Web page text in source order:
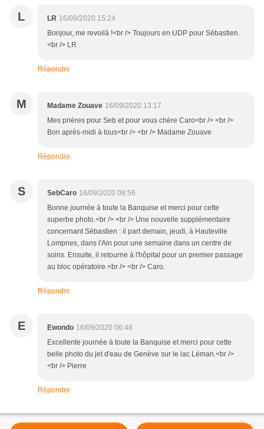
L LR 16/09/2020 15:24
Bonjour, me revoilà !<br /> Toujours en UDP pour Sébastien.
<br /> LR
Répondre
M Madame Zouave 16/09/2020 13:17
Mes prières pour Seb et pour vous chère Caro<br /> <br />
Bon après-midi à tous<br /> <br /> Madame Zouave
Répondre
S SebCaro 16/09/2020 08:56
Bonne journée à toute la Banquise et merci pour cette
superbe photo.<br /> <br /> Une nouvelle supplémentaire
concernant Sébastien : il part demain, jeudi, à Hauteville
Lompnes, dans l'Ain pour une semaine dans un centre de
soins. Ensuite, il retourne à l'hôpital pour un premier passage
au bloc opératoire.<br /> <br /> Caro.
Répondre
E Ewondo 16/09/2020 06:48
Excellente journée à toute la Banquise et merci pour cette
belle photo du jet d'eau de Genève sur le lac Léman.<br />
<br /> Pierre
Répondre